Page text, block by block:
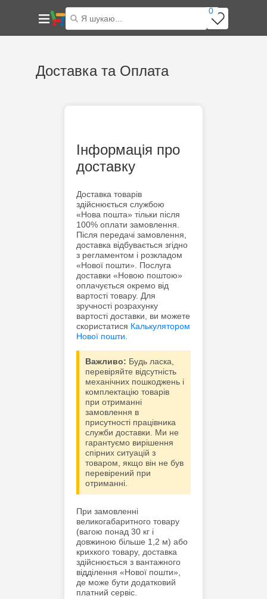
0
Головна
Доставка та Оплата
Інформація про
доставку
Доставка товарів
здійснюється службою
«Нова пошта» тільки після
100% оплати замовлення.
Після передачі замовлення,
доставка відбувається згідно
з регламентом і розкладом
«Нової пошти». Послуга
доставки «Новою поштою»
оплачується окремо від
вартості товару. Для
зручності розрахунку
вартості доставки, ви можете
скористатися Калькулятором
Нової пошти.
Важливо: Будь ласка,
перевіряйте відсутність
механічних пошкоджень і
комплектацію товарів
при отриманні
замовлення в
присутності працівника
служби доставки. Ми не
гарантуємо вирішення
спірних ситуацій з
товаром, якщо він не був
перевірений при
отриманні.
При замовленні
великогабаритного товару
(вагою понад 30 кг і
довжиною більше 1,2 м) або
крихкого товару, доставка
здійснюється з вантажного
відділення «Нової пошти»,
де може бути додатковий
платний сервіс.